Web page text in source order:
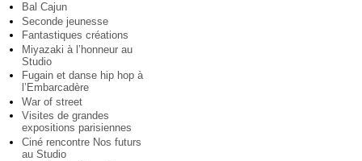
Bal Cajun
Seconde jeunesse
Fantastiques créations
Miyazaki à l’honneur au
Studio
Fugain et danse hip hop à
l’Embarcadère
War of street
Visites de grandes
expositions parisiennes
Ciné rencontre Nos futurs
au Studio